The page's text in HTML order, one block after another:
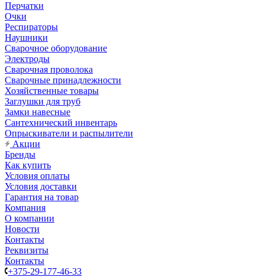
Перчатки
Очки
Респираторы
Наушники
Сварочное оборудование
Электроды
Сварочная проволока
Сварочные принадлежности
Хозяйственные товары
Заглушки для труб
Замки навесные
Сантехнический инвентарь
Опрыскиватели и распылители
Акции
Бренды
Как купить
Условия оплаты
Условия доставки
Гарантия на товар
Компания
О компании
Новости
Контакты
Реквизиты
Контакты
+375-29-177-46-33